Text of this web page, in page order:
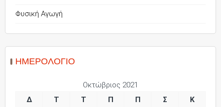
Φυσική Αγωγή
ΗΜΕΡΟΛΌΓΙΟ
Οκτώβριος 2021
Δ
Τ Τ Π Π Σ
Κ